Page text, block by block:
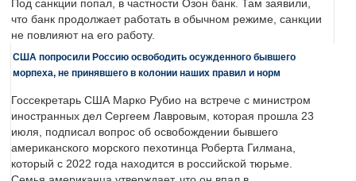
Под санкции попал, в частности Озон банк. Там заявили,
что банк продолжает работать в обычном режиме, санкции
не повлияют на его работу.
США попросили Россию освободить осужденного бывшего
морпеха, не принявшего в колонии наших правил и норм
Госсекретарь США Марко Рубио на встрече с министром
иностранных дел Сергеем Лавровым, которая прошла 23
июля, подписал вопрос об освобождении бывшего
американского морского пехотинца Роберта Гилмана,
который с 2022 года находится в российской тюрьме.